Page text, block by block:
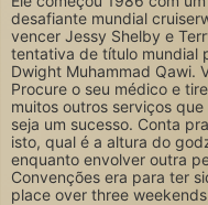
desafiante mundial
vencer Jessy Shelby e
tentativa de título mundial
Dwight Muhammad Qawi.
Procure o seu médico e
muitos outros serviços
seja um sucesso. Conta
isto, qual é a altura do
enquanto envolver outra
Convenções era para ter
place over three